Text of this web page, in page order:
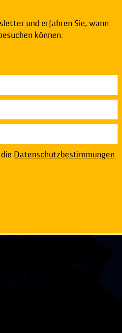
und erfahren Sie, wann
können.
Datenschutzbestimmungen